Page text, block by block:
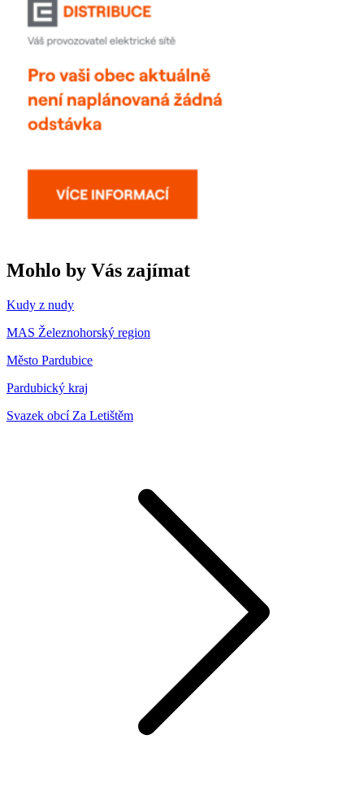
Mohlo by Vás zajímat
Kudy z nudy
MAS Železnohorský region
Město Pardubice
Pardubický kraj
Svazek obcí Za Letištěm